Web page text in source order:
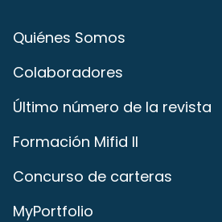
Quiénes Somos
Colaboradores
Último número de la revista
Formación Mifid II
Concurso de carteras
MyPortfolio